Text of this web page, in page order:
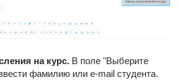
на курс. В поле "Выберите
фамилию или e-mail студента.